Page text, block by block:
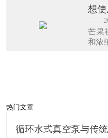
状态
的热
制反
关键作
想使
要熟
——
芒果
和浓
热门文章
循环水式真空泵与传